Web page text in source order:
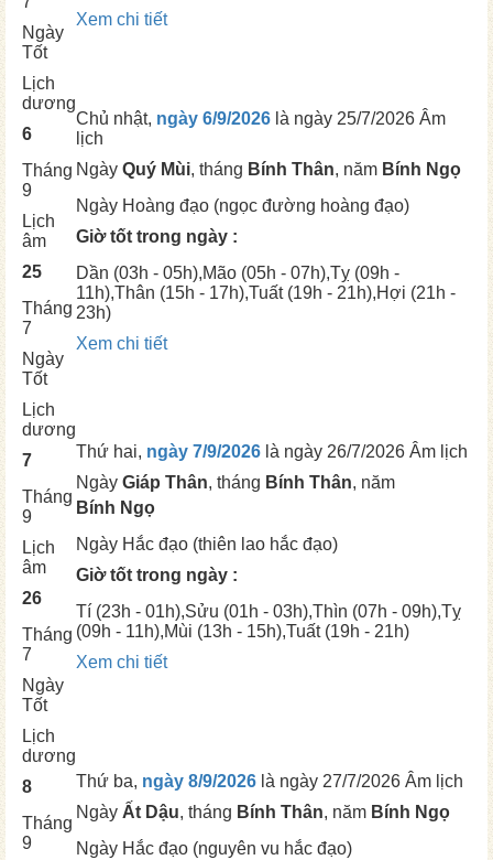
Ngày
Tốt
Xem chi tiết
Lịch
dương
6
Tháng
9
Lịch
âm
25
Tháng
7
Ngày
Tốt
Chủ nhật, ngày 6/9/2026 là ngày 25/7/2026 Âm
lịch
Ngày Quý Mùi, tháng Bính Thân, năm Bính Ngọ
Ngày Hoàng đạo (ngọc đường hoàng đạo)
Giờ tốt trong ngày :
Dần (03h - 05h),Mão (05h - 07h),Tỵ (09h -
11h),Thân (15h - 17h),Tuất(19h - 21h),Hợi (21h -
23h)
Xem chi tiết
Lịch
dương
7
Tháng
9
Lịch
âm
26
Tháng
7
Ngày
Tốt
Thứ hai, ngày 7/9/2026 là ngày 26/7/2026 Âm lịch
Ngày Giáp Thân, tháng Bính Thân, năm
Bính Ngọ
Ngày Hắc đạo (thiên lao hắc đạo)
Giờ tốt trong ngày :
Tí (23h - 01h),Sửu (01h - 03h),Thìn (07h - 09h),Tỵ
(09h - 11h),Mùi (13h - 15h),Tuất(19h - 21h)
Xem chi tiết
Lịch
dương
8
Tháng
9
Thứ ba, ngày 8/9/2026 là ngày 27/7/2026 Âm lịch
Ngày Ất Dậu, tháng Bính Thân, năm Bính Ngọ
Ngày Hắc đạo (nguyên vu hắc đạo)